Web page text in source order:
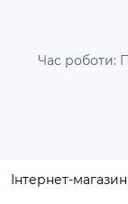
Час роботи:
Інтернет-